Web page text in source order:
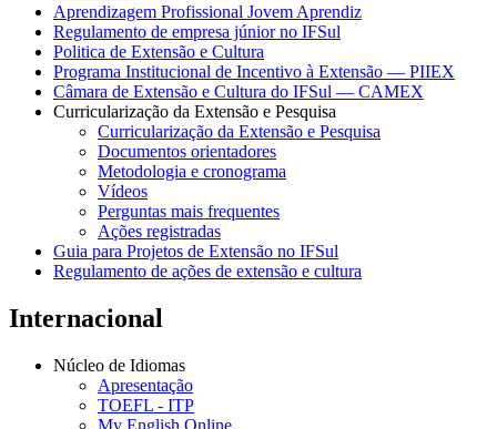
Aprendizagem Profissional Jovem Aprendiz
Regulamento de empresa júnior no IFSul
Politica de Extensão e Cultura
Programa Institucional de Incentivo à Extensão — PIIEX
Câmara de Extensão e Cultura do IFSul — CAMEX
Curricularização da Extensão e Pesquisa
Curricularização da Extensão e Pesquisa
Documentos orientadores
Metodologia e cronograma
Vídeos
Perguntas mais frequentes
Ações registradas
Guia para Projetos de Extensão no IFSul
Regulamento de ações de extensão e cultura
Internacional
Núcleo de Idiomas
Apresentação
TOEFL - ITP
My English Online